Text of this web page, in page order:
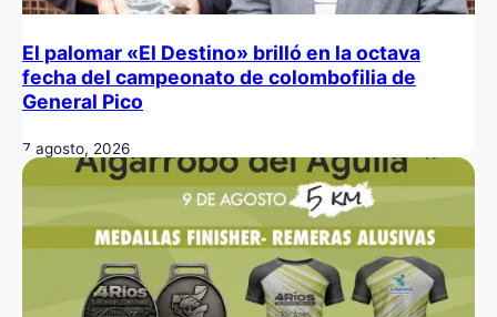
El palomar «El Destino» brilló en la octava
fecha del campeonato de colombofilia de
General Pico
7 agosto, 2026